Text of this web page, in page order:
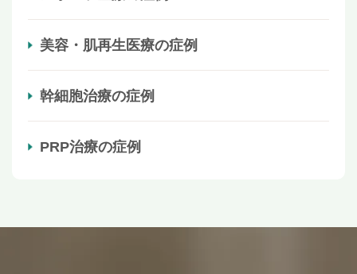
美容・肌再生医療の症例
幹細胞治療の症例
PRP治療の症例